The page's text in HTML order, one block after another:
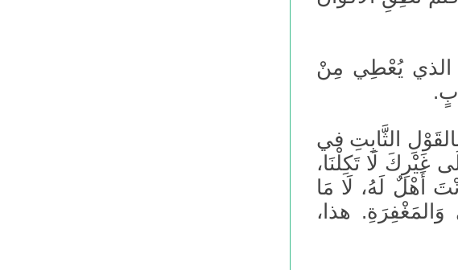
الذي يُعْطِي مِنْ
بِالقَوْلِ الثَّابِتِ في
غَيْرِكَ لَا تَكِلْنَا،
أَهْلٌ لَهُ، لَا مَا
هذا،